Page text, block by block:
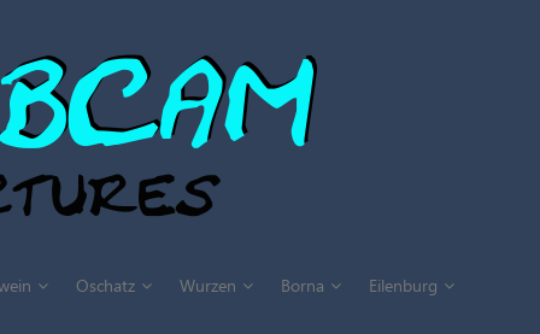
Oschatz Wurzen Borna Eilenburg